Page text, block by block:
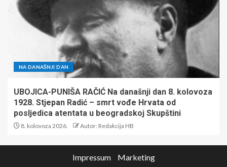
NA DANAŠNJI DAN
UBOJICA-PUNIŠA RAČIĆ Na današnji dan 8. kolovoza
1928. Stjepan Radić – smrt vođe Hrvata od
posljedica atentata u beogradskoj Skupštini
8. kolovoza 2026. Autor: Redakcija HB
Impressum Marketing